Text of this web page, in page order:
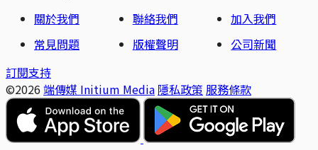
關於我們
聯絡我們
加入我們
常見問題
版權聲明
公司新聞
訂閱支持
©2026 端傳媒 Initium Media 隱私政策 服務條款